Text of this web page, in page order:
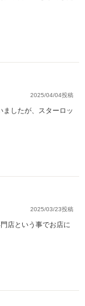
2025/04/04投稿
ましたが、スターロッ
2025/03/23投稿
店という事でお店に